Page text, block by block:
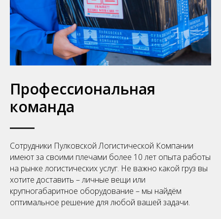
Профессиональная
команда
Сотрудники Пулковской Логистической Компании
имеют за своими плечами более 10 лет опыта работы
на рынке логистических услуг. Не важно какой груз вы
хотите доставить – личные вещи или
крупногабаритное оборудование – мы найдём
оптимальное решение для любой вашей задачи.